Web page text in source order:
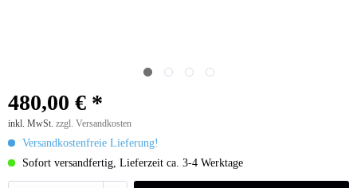
480,00 € *
inkl. MwSt. zzgl. Versandkosten
Versandkostenfreie Lieferung!
Sofort versandfertig, Lieferzeit ca. 3-4 Werktage